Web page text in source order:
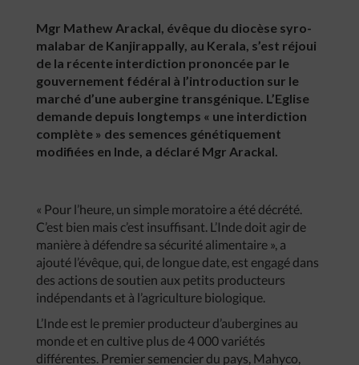
Mgr Mathew Arackal, évêque du diocèse syro-
malabar de Kanjirappally, au Kerala, s’est réjoui
de la récente interdiction prononcée par le
gouvernement fédéral à l’introduction sur le
marché d’une aubergine transgénique. L’Eglise
demande depuis longtemps « une interdiction
complète » des semences génétiquement
modifiées en Inde, a déclaré Mgr Arackal.
« Pour l’heure, un simple moratoire a été décrété.
C’est bien mais c’est insuffisant. L’Inde doit agir de
manière à défendre sa sécurité alimentaire », a
ajouté l’évêque, qui, de longue date, est engagé dans
des actions de soutien aux petits producteurs
indépendants et à l’agriculture biologique.
L’Inde est le premier producteur d’aubergines au
monde et en cultive plus de 4 000 variétés
différentes. Premier semencier du pays, Mahyco,